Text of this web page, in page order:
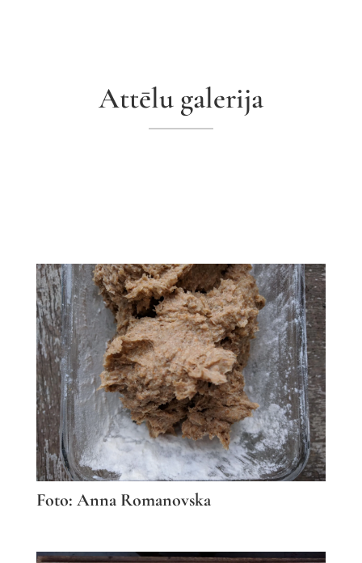
Attēlu galerija
Foto: Anna Romanovska